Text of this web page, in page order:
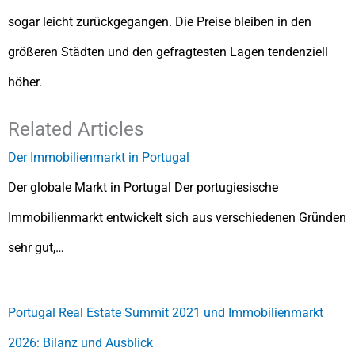
sogar leicht zurückgegangen. Die Preise bleiben in den
größeren Städten und den gefragtesten Lagen tendenziell
höher.
Related Articles
Der Immobilienmarkt in Portugal
Der globale Markt in Portugal Der portugiesische
Immobilienmarkt entwickelt sich aus verschiedenen Gründen
sehr gut,…
Portugal Real Estate Summit 2021 und Immobilienmarkt
2026: Bilanz und Ausblick